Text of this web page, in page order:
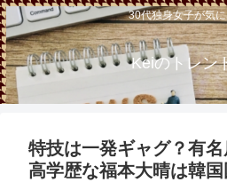
30代独身女子が気
Keiのトレン
特技は一発ギャグ？有
高学歴な福本大晴は韓